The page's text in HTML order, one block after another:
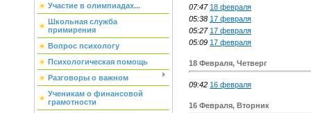
Участие в олимпиадах...
Школьная служба
примирения
Вопрос психологу
Психологическая помощь
Разговоры о важном
Ученикам о финансовой
грамотности
07:47 18 февраля
05:38 17 февраля
05:27 17 февраля
05:09 17 февраля
18 Февраля, Четверг
09:42 16 февраля
16 Февраля, Вторник